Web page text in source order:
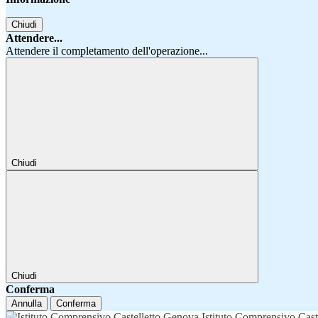
Chiudi
Attendere...
Attendere il completamento dell'operazione...
Chiudi
Chiudi
Conferma
Annulla Conferma